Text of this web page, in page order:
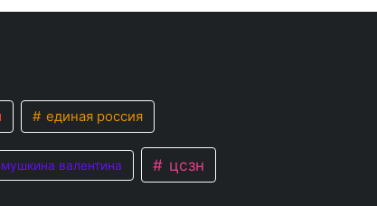
единая россия
валентина цсзн